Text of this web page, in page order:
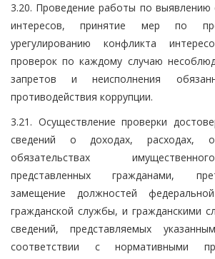
3.20. Проведение работы по выявлению
интересов, принятие мер по
урегулированию конфликта
проверок по каждому случаю
запретов и неисполнения
противодействия коррупции.
3.21. Осуществление проверки
сведений о доходах, расходах,
обязательствах
представленных гражданами,
замещение должностей федеральной
гражданской службы, и гражданскими
сведений, представляемых
соответствии с нормативными